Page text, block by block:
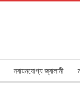
নবায়নযোগ্য জ্বালানী